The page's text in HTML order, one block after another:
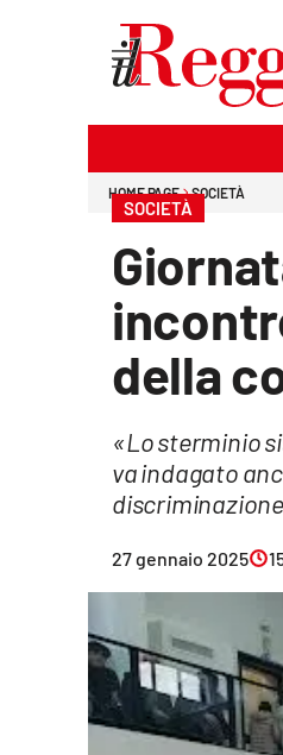
Economia e lavoro
Streaming
HOME PAGE SOCIETÀ
SOCIETÀ
della
«Lo sterminio
va indagato
27 gennaio 2025